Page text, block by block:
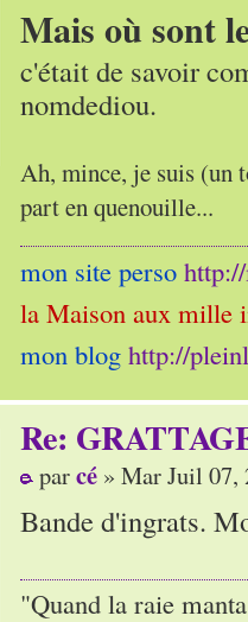
Mais où sont
c'était de savoir
nomdediou.
Ah, mince, je suis (un
part en quenouille...
mon site perso
la Maison aux mille
mon blog http://
Re:
parcé » Mar Juil 07,
Bande d'ingrats.
"Quand la raie